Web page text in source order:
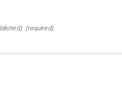
(required)